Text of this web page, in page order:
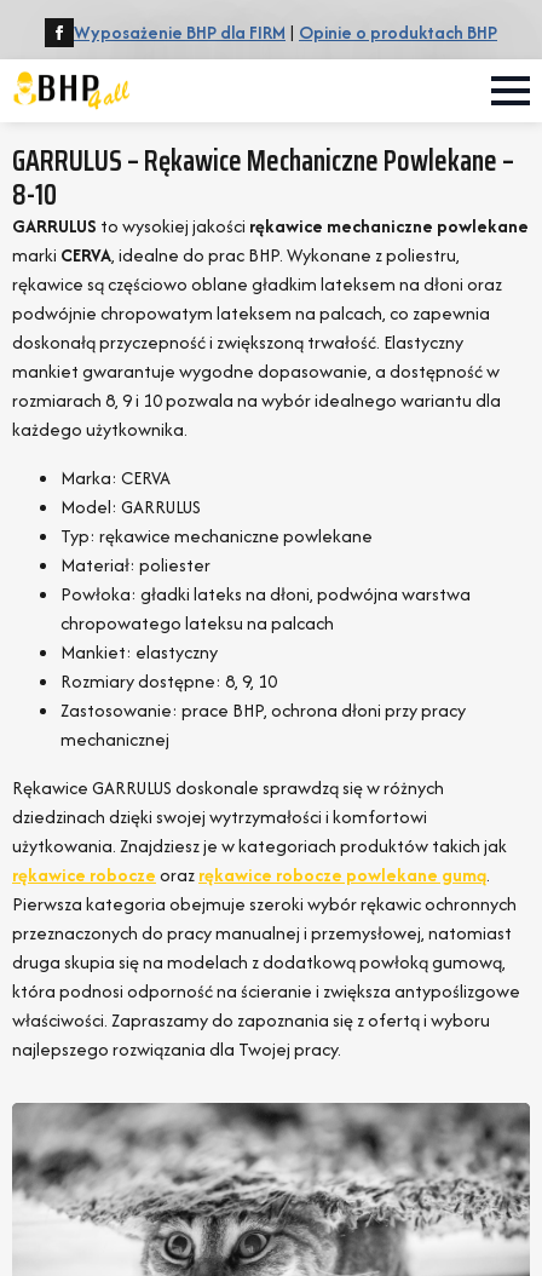
Wyposażenie BHP dla FIRM | Opinie o produktach BHP
GARRULUS – Rękawice Mechaniczne Powlekane –
8-10
GARRULUS to wysokiej jakości rękawice mechaniczne powlekane
marki CERVA, idealne do prac BHP. Wykonane z poliestru,
rękawice są częściowo oblane gładkim lateksem na dłoni oraz
podwójnie chropowatym lateksem na palcach, co zapewnia
doskonałą przyczepność i zwiększoną trwałość. Elastyczny
mankiet gwarantuje wygodne dopasowanie, a dostępność w
rozmiarach 8, 9 i 10 pozwala na wybór idealnego wariantu dla
każdego użytkownika.
Marka: CERVA
Model: GARRULUS
Typ: rękawice mechaniczne powlekane
Materiał: poliester
Powłoka: gładki lateks na dłoni, podwójna warstwa
chropowatego lateksu na palcach
Mankiet: elastyczny
Rozmiary dostępne: 8, 9, 10
Zastosowanie: prace BHP, ochrona dłoni przy pracy
mechanicznej
Rękawice GARRULUS doskonale sprawdzą się w różnych
dziedzinach dzięki swojej wytrzymałości i komfortowi
użytkowania. Znajdziesz je w kategoriach produktów takich jak
rękawice roboczeorazrękawice robocze powlekane gumą.
Pierwsza kategoria obejmuje szeroki wybór rękawic ochronnych
przeznaczonych do pracy manualnej i przemysłowej, natomiast
druga skupia się na modelach z dodatkową powłoką gumową,
która podnosi odporność na ścieranie i zwiększa antypoślizgowe
właściwości. Zapraszamy do zapoznania się z ofertą i wyboru
najlepszego rozwiązania dla Twojej pracy.